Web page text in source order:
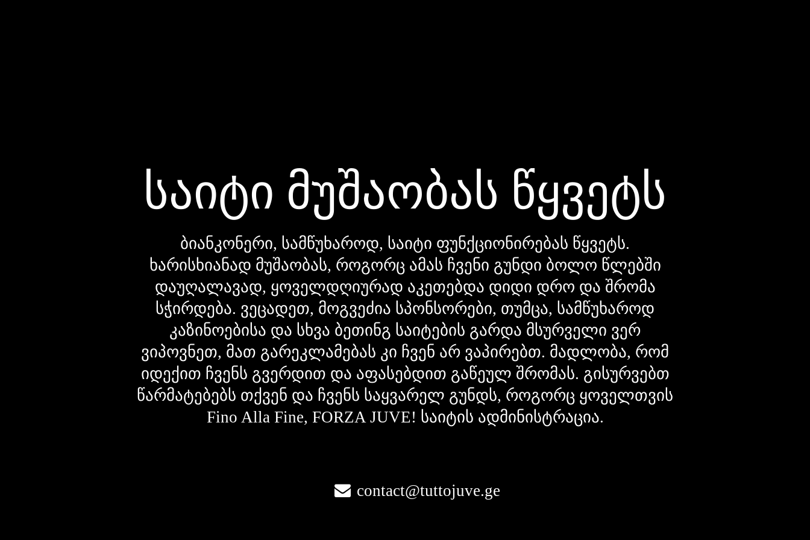
საიტი მუშაობას წყვეტს
ბიანკონერი, სამწუხაროდ, საიტი ფუნქციონირებას წყვეტს.
ხარისხიანად მუშაობას, როგორც ამას ჩვენი გუნდი ბოლო წლებში
დაუღალავად, ყოველდღიურად აკეთებდა დიდი დრო და შრომა
სჭირდება. ვეცადეთ, მოგვეძია სპონსორები, თუმცა, სამწუხაროდ
კაზინოებისა და სხვა ბეთინგ საიტების გარდა მსურველი ვერ
ვიპოვნეთ, მათ გარეკლამებას კი ჩვენ არ ვაპირებთ. მადლობა, რომ
იდექით ჩვენს გვერდით და აფასებდით გაწეულ შრომას. გისურვებთ
წარმატებებს თქვენ და ჩვენს საყვარელ გუნდს, როგორც ყოველთვის
Fino Alla Fine, FORZA JUVE! საიტის ადმინისტრაცია.
contact@tuttojuve.ge